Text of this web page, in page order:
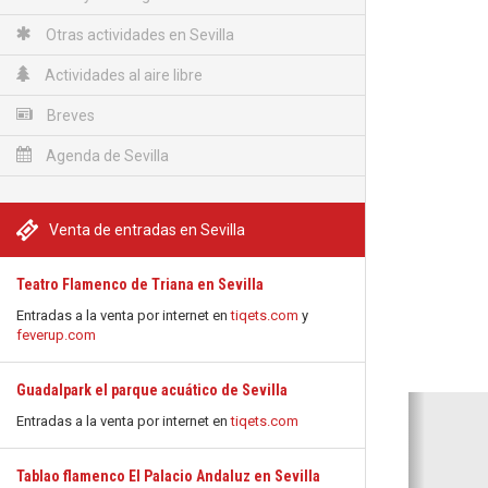
Otras actividades en Sevilla
Actividades al aire libre
Breves
Agenda de Sevilla
Venta de entradas en Sevilla
Teatro Flamenco de Triana en Sevilla
Entradas a la venta por internet entiqets.com y
feverup.com
Guadalpark el parque acuático de Sevilla
Entradas a la venta por internet entiqets.com
Tablao flamenco El Palacio Andaluz en Sevilla